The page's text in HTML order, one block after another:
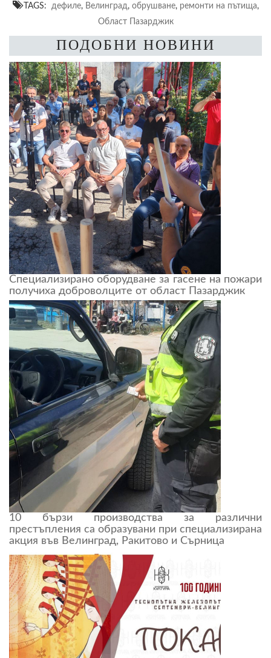
TAGS: дефиле, Велинград , обрушване, ремонти на пътища,
Област Пазарджик
ПОДОБНИ НОВИНИ
Специализирано оборудване за гасене на пожари
получиха доброволците от област Пазарджик
10 бързи производства за различни
престъпления са образувани при специализирана
акция във Велинград, Ракитово и Сърница